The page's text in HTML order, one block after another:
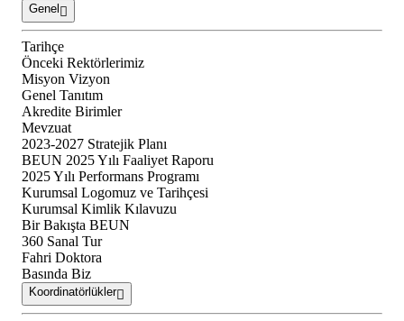
Genel
Tarihçe
Önceki Rektörlerimiz
Misyon Vizyon
Genel Tanıtım
Akredite Birimler
Mevzuat
2023-2027 Stratejik Planı
BEUN 2025 Yılı Faaliyet Raporu
2025 Yılı Performans Programı
Kurumsal Logomuz ve Tarihçesi
Kurumsal Kimlik Kılavuzu
Bir Bakışta BEUN
360 Sanal Tur
Fahri Doktora
Basında Biz
Koordinatörlükler